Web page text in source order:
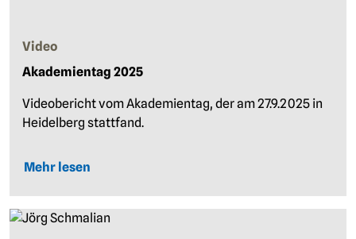
Video
Akademientag 2025
Videobericht vom Akademientag, der am 27.9.2025 in
Heidelberg stattfand.
Mehr lesen